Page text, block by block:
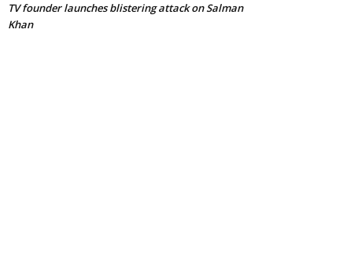
TV founder launches blistering attack on Salman
Khan